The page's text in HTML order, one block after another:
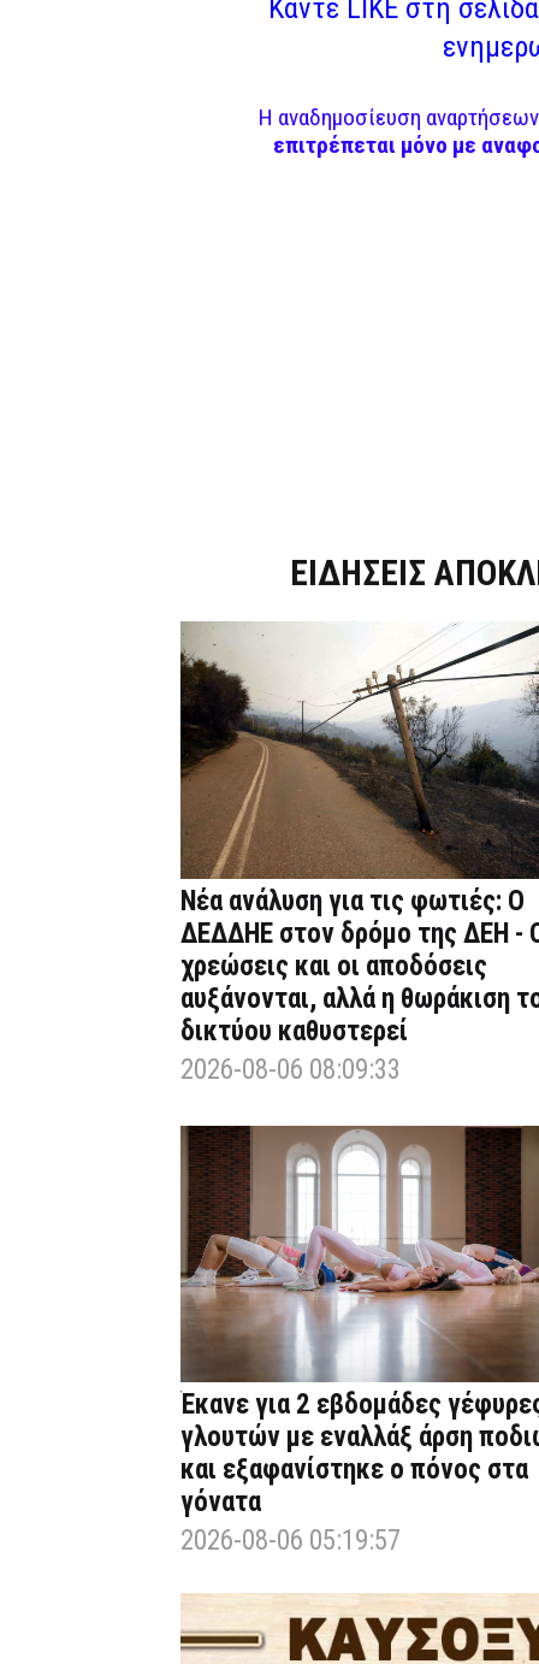
Κάντε LIKE στη
Η αναδημοσίευση
επιτρέπεται μόνο με
ΕΙΔΗΣΕΙΣ
Νέα ανάλυση για τις φωτιές: Ο
ΔΕΔΔΗΕ στον δρόμο της ΔΕΗ -
χρεώσεις και οι αποδόσεις
αυξάνονται, αλλά η θωράκιση
δικτύου καθυστερεί
2026-08-06 08:09:33
Έκανε για 2 εβδομάδες
γλουτών με εναλλάξ άρση
και εξαφανίστηκε ο πόνος στα
γόνατα
2026-08-06 05:19:57